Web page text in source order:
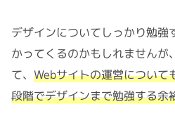
デザインについてしっかり勉強
かってくるのかもしれませんが
て、 Webサイトの運営について
段階でデザインまで勉強する余